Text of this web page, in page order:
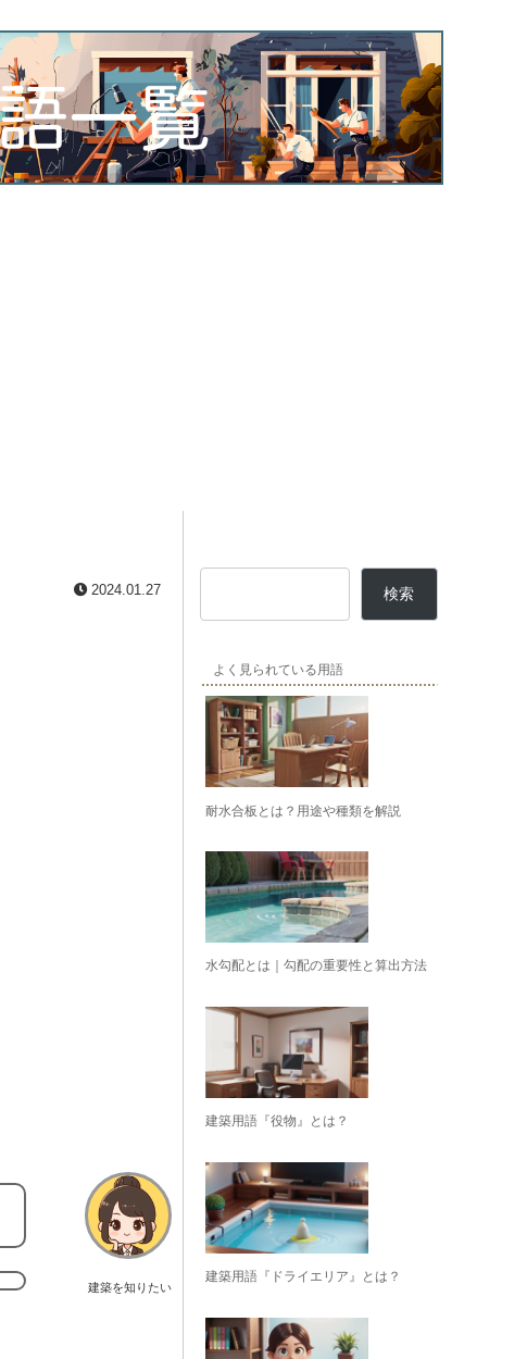
2024.01.27
建築を知りたい
検索
よく見られている用語
耐水合板とは？用途や種類を解説
水勾配とは｜勾配の重要性と算出方法
建築用語『役物』とは？
建築用語『ドライエリア』とは？